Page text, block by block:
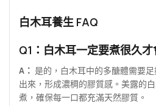
白木耳養生 FAQ
Q1：白木耳一定要煮很久才
A： 是的，白木耳中的多醣體需要
出來，形成濃稠的膠質感。美露的
煮，確保每一口都充滿天然膠質。